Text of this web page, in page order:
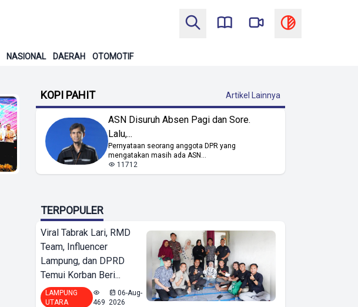
NASIONAL DAERAH OTOMOTIF
KOPI PAHIT Artikel Lainnya
ASN Disuruh Absen Pagi dan Sore.
Lalu,...
Pernyataan seorang anggota DPR yang
mengatakan masih ada ASN...
11712
TERPOPULER
Viral Tabrak Lari, RMD
Team, Influencer
Lampung, dan DPRD
Temui Korban Beri...
LAMPUNG
UTARA
469
06-Aug-
2026